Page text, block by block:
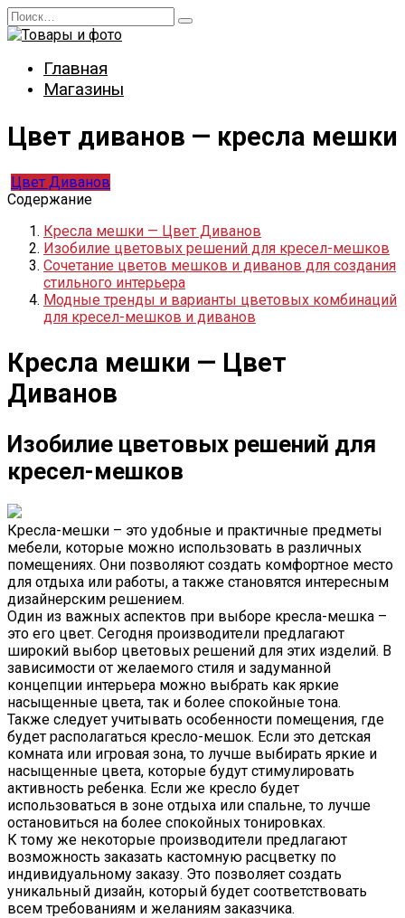
Перейти
к
Search
for:
Главная
Магазины
Цвет диванов — кресла мешки
Цвет Диванов
Содержание
Кресла мешки — Цвет Диванов
Изобилие цветовых решений для кресел-мешков
Сочетание цветов мешков и диванов для создания
стильного интерьера
Модные тренды и варианты цветовых комбинаций
для кресел-мешков и диванов
Кресла мешки — Цвет
Диванов
Изобилие цветовых решений для
кресел-мешков
Кресла-мешки – это удобные и практичные предметы
мебели, которые можно использовать в различных
помещениях. Они позволяют создать комфортное место
для отдыха или работы, а также становятся интересным
дизайнерским решением.
Один из важных аспектов при выборе кресла-мешка –
это его цвет. Сегодня производители предлагают
широкий выбор цветовых решений для этих изделий. В
зависимости от желаемого стиля и задуманной
концепции интерьера можно выбрать как яркие
насыщенные цвета, так и более спокойные тона.
Также следует учитывать особенности помещения, где
будет располагаться кресло-мешок. Если это детская
комната или игровая зона, то лучше выбирать яркие и
насыщенные цвета, которые будут стимулировать
активность ребенка. Если же кресло будет
использоваться в зоне отдыха или спальне, то лучше
остановиться на более спокойных тонировках.
К тому же некоторые производители предлагают
возможность заказать кастомную расцветку по
индивидуальному заказу. Это позволяет создать
уникальный дизайн, который будет соответствовать
всем требованиям и желаниям заказчика.